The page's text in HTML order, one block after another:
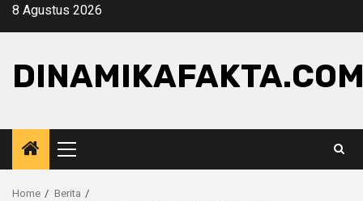
Skip8 Agustus 2026
Primary
Menu
Home
Berita